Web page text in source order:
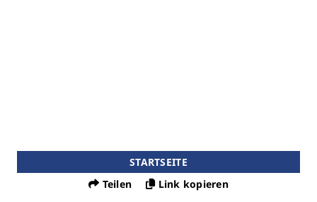
STARTSEITE
Teilen
Link kopieren